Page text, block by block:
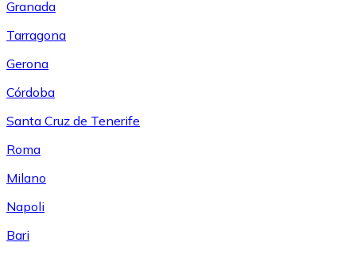
Granada
Tarragona
Gerona
Córdoba
Santa Cruz de Tenerife
Roma
Milano
Napoli
Bari